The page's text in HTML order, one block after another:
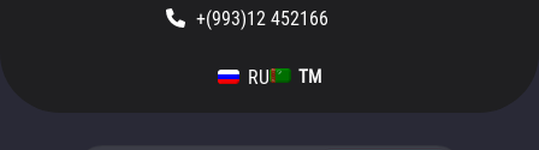
+(993)12 452166
RU TM